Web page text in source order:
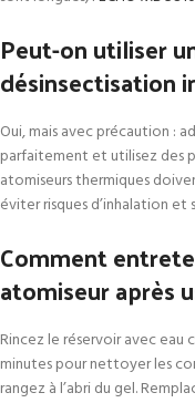
Peut-on utiliser
désinsectisation
Oui, mais avec précaution :
parfaitement et utilisez des
atomiseurs thermiques
éviter risques d’inhalation et
Comment
atomiseur après
Rincez le réservoir avec eau
minutes pour nettoyer les
rangez à l’abri du gel.